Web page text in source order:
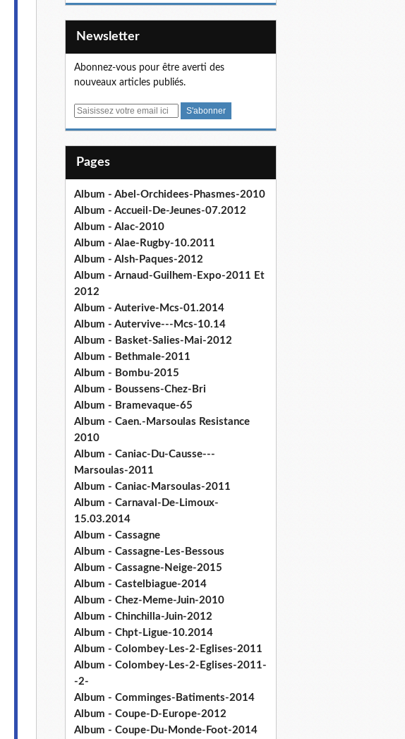
Newsletter
Abonnez-vous pour être averti des
nouveaux articles publiés.
E
Pages
Album - Abel-Orchidees-Phasmes-2010
Album - Accueil-De-Jeunes-07.2012
Album - Alac-2010
Album - Alae-Rugby-10.2011
Album - Alsh-Paques-2012
Album - Arnaud-Guilhem-Expo-2011 Et
2012
Album - Auterive-Mcs-01.2014
Album - Autervive---Mcs-10.14
Album - Basket-Salies-Mai-2012
Album - Bethmale-2011
Album - Bombu-2015
Album - Boussens-Chez-Bri
Album - Bramevaque-65
Album - Caen.-Marsoulas Resistance
2010
Album - Caniac-Du-Causse---
Marsoulas-2011
Album - Caniac-Marsoulas-2011
Album - Carnaval-De-Limoux-
15.03.2014
Album - Cassagne
Album - Cassagne-Les-Bessous
Album - Cassagne-Neige-2015
Album - Castelbiague-2014
Album - Chez-Meme-Juin-2010
Album - Chinchilla-Juin-2012
Album - Chpt-Ligue-10.2014
Album - Colombey-Les-2-Eglises-2011
Album - Colombey-Les-2-Eglises-2011-
-2-
Album - Comminges-Batiments-2014
Album - Coupe-D-Europe-2012
Album - Coupe-Du-Monde-Foot-2014